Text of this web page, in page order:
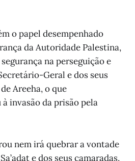
o papel desempenhado
da Autoridade Palestina,
na perseguição e
Geral e dos seus
Areeha, o que
invasão da prisão pela
nem irá quebrar a vontade
e dos seus camaradas,